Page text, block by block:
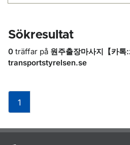
Sökresultat
0 träffar på 원주출장마사지【카톡
transportstyrelsen.se
1
Om sidan